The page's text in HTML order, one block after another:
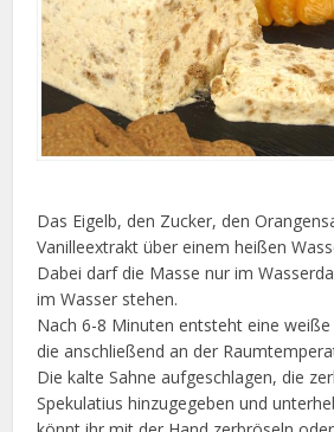
Das Eigelb, den Zucker, den
Vanilleextrakt über einem heißen
Dabei darf die Masse nur im
im Wasser stehen.
Nach 6-8 Minuten entsteht eine
die anschließend an der
Die kalte Sahne aufgeschlagen, die
Spekulatius hinzugegeben und